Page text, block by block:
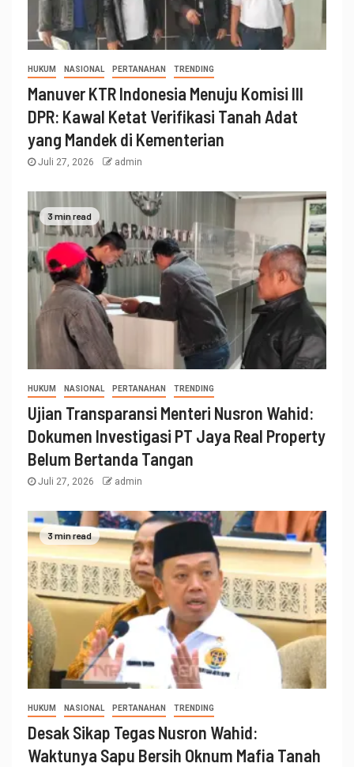
HUKUM NASIONAL PERTANAHAN TRENDING
Manuver KTR Indonesia Menuju Komisi III
DPR: Kawal Ketat Verifikasi Tanah Adat
yang Mandek di Kementerian
Juli 27, 2026 admin
3 min read
HUKUM NASIONAL PERTANAHAN TRENDING
Ujian Transparansi Menteri Nusron Wahid:
Dokumen Investigasi PT Jaya Real Property
Belum Bertanda Tangan
Juli 27, 2026 admin
3 min read
HUKUM NASIONAL PERTANAHAN TRENDING
Desak Sikap Tegas Nusron Wahid:
Waktunya Sapu Bersih Oknum Mafia Tanah